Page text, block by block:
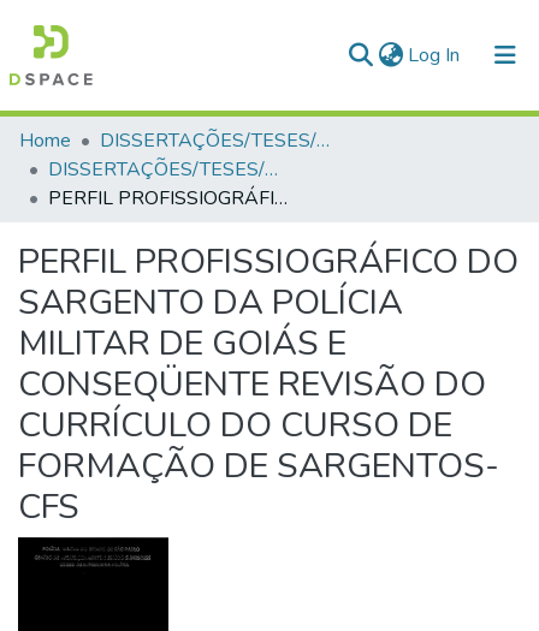
Log In (current)
Communities & Collections
All of DSpace
Home
DISSERTAÇÕES/TESES/MONOGRAFIAS
DISSERTAÇÕES/TESES/MONOGRAFIAS
PERFIL PROFISSIOGRÁFICO DO SARGENTO DA POLÍCIA MILITAR DE GOIÁS E CONSEQÜENTE REVISÃO DO CURRÍCULO DO CURSO DE FORMAÇÃO DE SARGENTOS-CFS
PERFIL PROFISSIOGRÁFICO DO
SARGENTO DA POLÍCIA
MILITAR DE GOIÁS E
CONSEQÜENTE REVISÃO DO
CURRÍCULO DO CURSO DE
FORMAÇÃO DE SARGENTOS-
CFS